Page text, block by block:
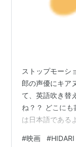
ストップモーシ
郎の声優にキア
て、英語吹き替
ね？？ どこに
は日本語である
に日本語だった
#映画 #HIDARI